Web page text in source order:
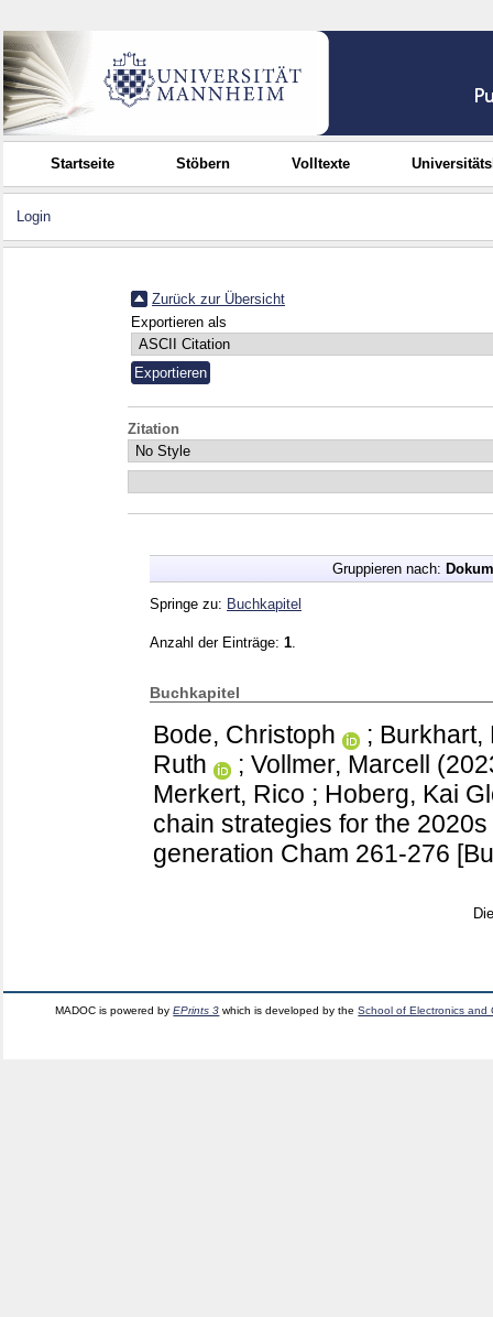
Startseite Stöbern Volltexte
Login
Zurück zur Übersicht
Exportieren als
Zitation
Gruppieren nach:
Springe zu: Buchkapitel
Anzahl der Einträge: 1
Buchkapitel
Bode, Christoph ; Burkhart,
Ruth
; Vollmer, Marcell
Merkert, Rico ; Hoberg, Kai
chain strategies for the
generation Cham 261-276
MADOC is powered byEPrints 3 which is developed by theSchool of Electronics and